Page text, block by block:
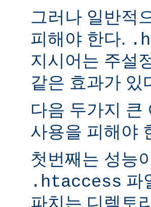
그러나 일반적
피해야 한다.
지시어는 주설
같은 효과가 있
다음 두가지
사용을 피해야
첫번째는 성능
.htaccess 파
파치는 디렉토